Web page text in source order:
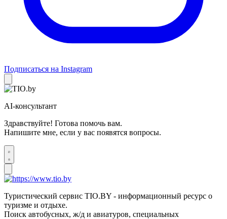
Подписаться на Instagram
AI-консультант
Здравствуйте! Готова помочь вам.
Напишите мне, если у вас появятся вопросы.
Туристический сервис TIO.BY - информационный ресурс о
туризме и отдыхе.
Поиск автобусных, ж/д и авиатуров, специальных